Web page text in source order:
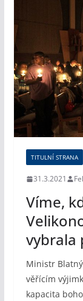
TITULNÍ STRANA
31.3.2021
Víme,
vybrala
Ministr
věřícím
kapacita